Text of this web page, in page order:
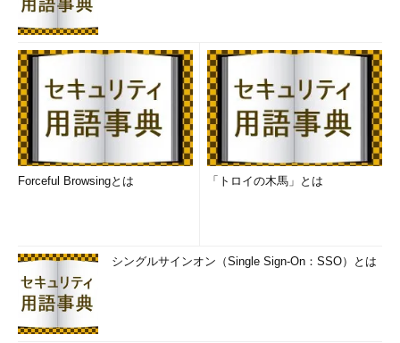
要な部分のみを抜き出す（PDFファイルを分割する）とよい。具
体的には、Acrobat ReaderでPDFファイルを読み込み、PDFファ
イルの必要なページ範囲を再度、「Microsoft Print to PDF」で
印刷すればよい。
「Tech TIPS」
Forceful Browsingとは 「トロイの木馬」とは
シングルサインオン（Single Sign-On：SSO）とは